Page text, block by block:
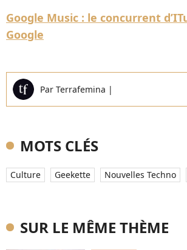
Google Music : le concurrent
Google
Par Terrafemina |
MOTS CLÉS
Culture Geekette Nouvelles Techno
SUR LE MÊME THÈME